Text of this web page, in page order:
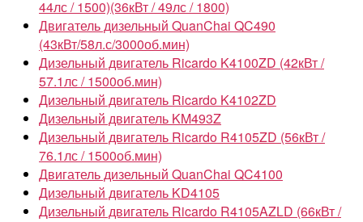
44лс / 1500)(36кВт / 49лс / 1800)
Двигатель дизельный QuanChai QC490
(43кВт/58л.с/3000об.мин)
Дизельный двигатель Ricardo K4100ZD (42кВт /
57.1лс / 1500об.мин)
Дизельный двигатель Ricardo K4102ZD
Дизельный двигатель KM493Z
Дизельный двигатель Ricardo R4105ZD (56кВт /
76.1лс / 1500об.мин)
Двигатель дизельный QuanChai QC4100
Дизельный двигатель KD4105
Дизельный двигатель Ricardo R4105AZLD (66кВт /